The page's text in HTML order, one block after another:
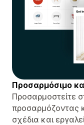
Προσαρμόσιμο
Προσαρμοστείτε
προσαρμόζοντας
σχέδια και